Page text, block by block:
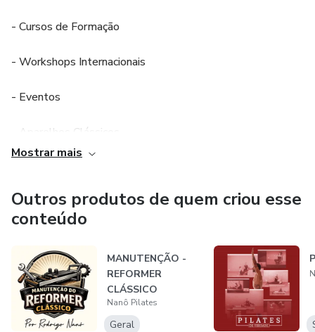
- Cursos de Formação
- Workshops Internacionais
- Eventos
- Aparelhos Clássicos
Missão
quando os serviços são iguais, a diferença se faz no
profissionalismo e atendimento humano.
Visão
Mostrar mais
Outros produtos de quem criou esse
conteúdo
MANUTENÇÃO -
REFORMER
CLÁSSICO
Nanô Pilates
Geral